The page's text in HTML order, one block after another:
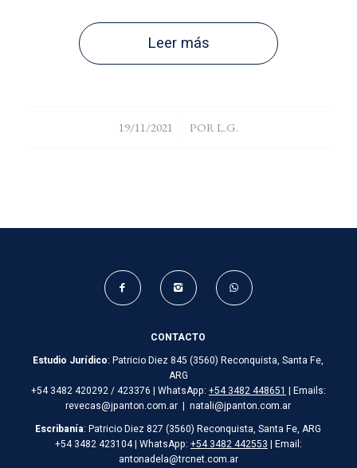
Leer más
19/11/2021
/ PORL.G.
CONTACTO
Estudio Jurídico: Patricio Diez 845 (3560) Reconquista, Santa Fe,
ARG
+54 3482 420292 / 423376 | WhatsApp: +54 3482 448651 | Emails:
revecas@jpanton.com.ar | natali@jpanton.com.ar
Escribanía: Patricio Diez 827 (3560) Reconquista, Santa Fe, ARG
+54 3482 423104 | WhatsApp: +54 3482 442553 | Email:
antonadela@trcnet.com.ar